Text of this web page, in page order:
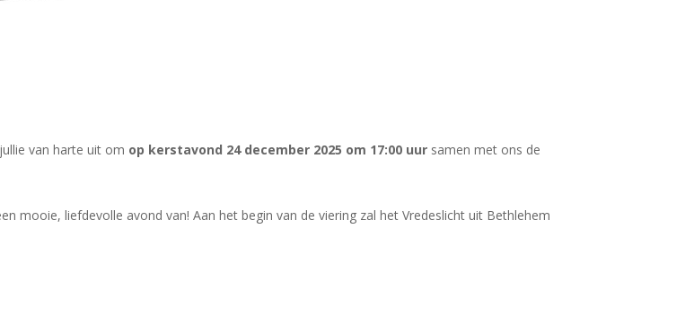
van harte uit om op kerstavond 24 december 2025 om 17:00 uur samen met ons de
mooie, liefdevolle avond van! Aan het begin van de viering zal het Vredeslicht uit Bethlehem